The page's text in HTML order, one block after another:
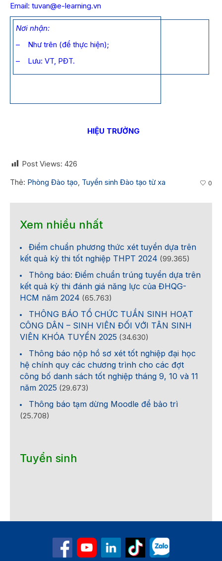
Email: tuvan@e-learning.vn
Nơi nhận:
– Như trên (để thực hiện);
– Lưu: VT, PĐT.
HIỆU TRƯỞNG
Post Views: 426
Thẻ: Phòng Đào tạo, Tuyển sinh Đào tạo từ xa 0
Xem nhiều nhất
Điểm chuẩn phương thức xét tuyển dựa trên
kết quả kỳ thi tốt nghiệp THPT 2024 (99.365)
Thông báo: Điểm chuẩn trúng tuyển dựa trên
kết quả kỳ thi đánh giá năng lực của ĐHQG-
HCM năm 2024 (65.763)
THÔNG BÁO TỔ CHỨC TUẦN SINH HOẠT
CÔNG DÂN – SINH VIÊN ĐỐI VỚI TÂN SINH
VIÊN KHÓA TUYỂN 2025 (34.630)
Thông báo nộp hồ sơ xét tốt nghiệp đại học
hệ chính quy các chương trình cho các đợt
công bố danh sách tốt nghiệp tháng 9, 10 và 11
năm 2025 (29.673)
Thông báo tạm dừng Moodle để bảo trì
(25.708)
Tuyển sinh